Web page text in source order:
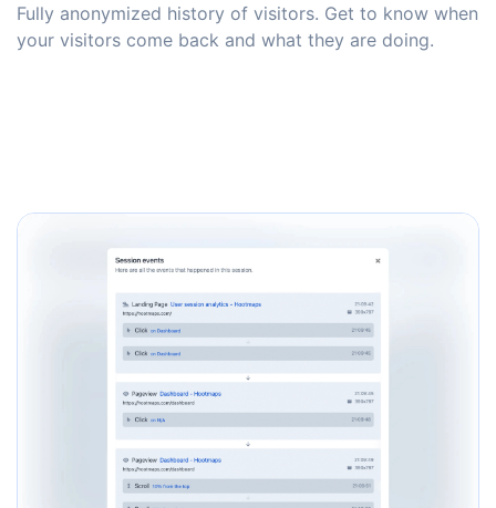
Fully anonymized history of visitors. Get to know when
your visitors come back and what they are doing.